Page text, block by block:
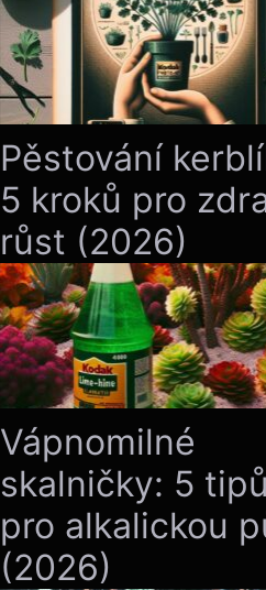
Pěstování
5 kroků pro
růst (2026)
Vápnomilné
skalničky: 5 tipů
pro alkalickou
(2026)